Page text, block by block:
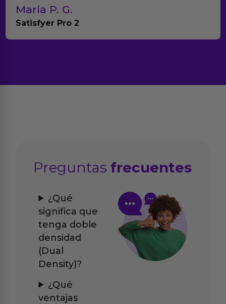
Maria P. G.
Satisfyer Pro 2
Preguntasfrecuentes
¿Qué
significa que
tenga doble
densidad
(Dual
Density)?
¿Qué
ventajas